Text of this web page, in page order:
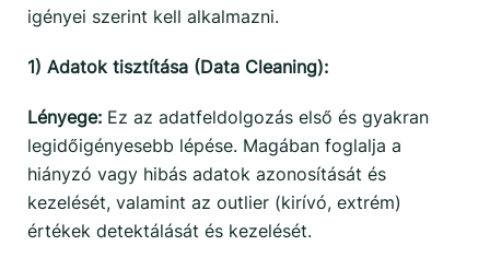
igényei szerint kell alkalmazni.
1) Adatok tisztítása (Data Cleaning):
Lényege: Ez az adatfeldolgozás első és gyakran
legidőigényesebb lépése. Magában foglalja a
hiányzó vagy hibás adatok azonosítását és
kezelését, valamint az outlier (kirívó, extrém)
értékek detektálását és kezelését.